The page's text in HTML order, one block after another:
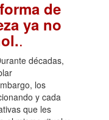
de
ya no
.
décadas,
los
y cada
que les